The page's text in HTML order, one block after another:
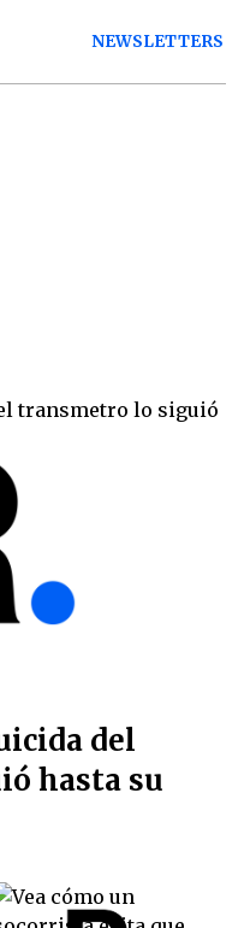
NEWSLETTERS
del
hasta su